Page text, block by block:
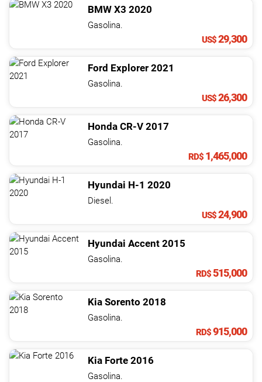
NOTICIAS
BMW X3 2020
Gasolina.
US$29,300
Ford Explorer 2021
Gasolina.
US$26,300
Honda CR-V 2017
Gasolina.
RD$ 1,465,000
Hyundai H-1 2020
Diesel.
US$24,900
Hyundai Accent 2015
Gasolina.
RD$515,000
Kia Sorento 2018
Gasolina.
RD$915,000
Kia Forte 2016
Gasolina.